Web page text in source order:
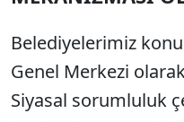
Belediyelerimiz
Genel Merkezi
Siyasal sorumluluk